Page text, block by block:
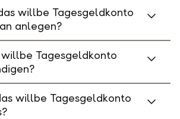
willbe Tagesgeldkonto
anlegen?
willbe Tagesgeldkonto
willbe Tagesgeldkonto